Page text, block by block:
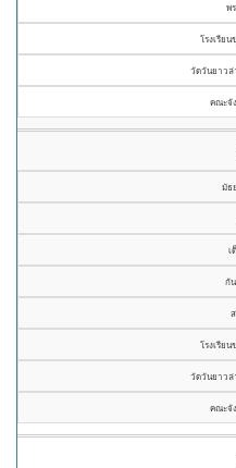
พ
โรงเรีย
วัดวันยาวล่
คณะจั
มัธ
เ
กั
โรงเรีย
วัดวันยาวล่
คณะจั